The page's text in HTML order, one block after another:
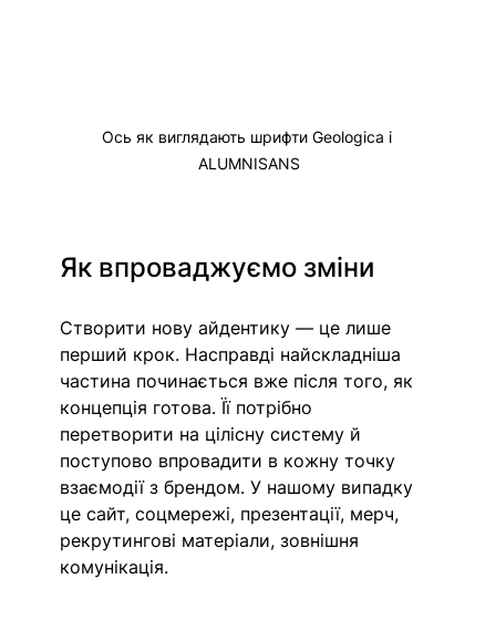
Ось як виглядають шрифти Geologica і
ALUMNISANS
Як впроваджуємо зміни
Створити нову айдентику — це лише
перший крок. Насправді найскладніша
частина починається вже після того, як
концепція готова. Її потрібно
перетворити на цілісну систему й
поступово впровадити в кожну точку
взаємодії з брендом. У нашому випадку
це сайт, соцмережі, презентації, мерч,
рекрутингові матеріали, зовнішня
комунікація.